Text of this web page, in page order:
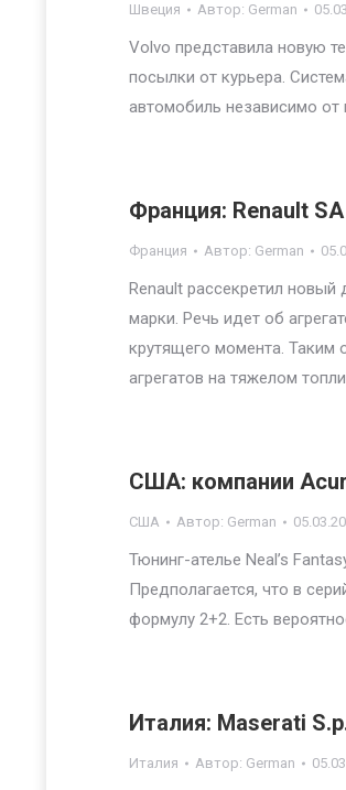
Швеция Автор: German
Volvo представила новую
посылки от курьера.
автомобиль независимо от
Франция: Renault
Франция Автор: German
Renault рассекретил
марки. Речь идет об
крутящего момента. Таким
агрегатов на тяжелом
США: компании
США Автор: German
Тюнинг-ателье Neal’s
Предполагается, что в
формулу 2+2. Есть
Италия: Maserati
Италия Автор: German